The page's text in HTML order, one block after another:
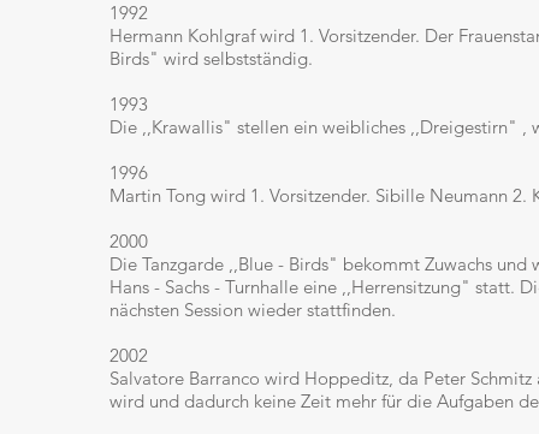
1992
Hermann Kohlgraf wird 1. Vorsitzender. Der
Birds" wird selbstständig.
1993
Die ,,Krawallis" stellen ein weibliches ,,Dreigestirn" ,
1996
Martin Tong wird 1. Vorsitzender. Sibille Neumann 2.
2000
Die Tanzgarde ,,Blue - Birds" bekommt Zuwachs
Hans - Sachs - Turnhalle eine ,,Herrensitzung" statt.
nächsten Session wieder stattfinden.
2002
Salvatore Barranco wird Hoppeditz, da Peter
wird und dadurch keine Zeit mehr für die Aufgaben